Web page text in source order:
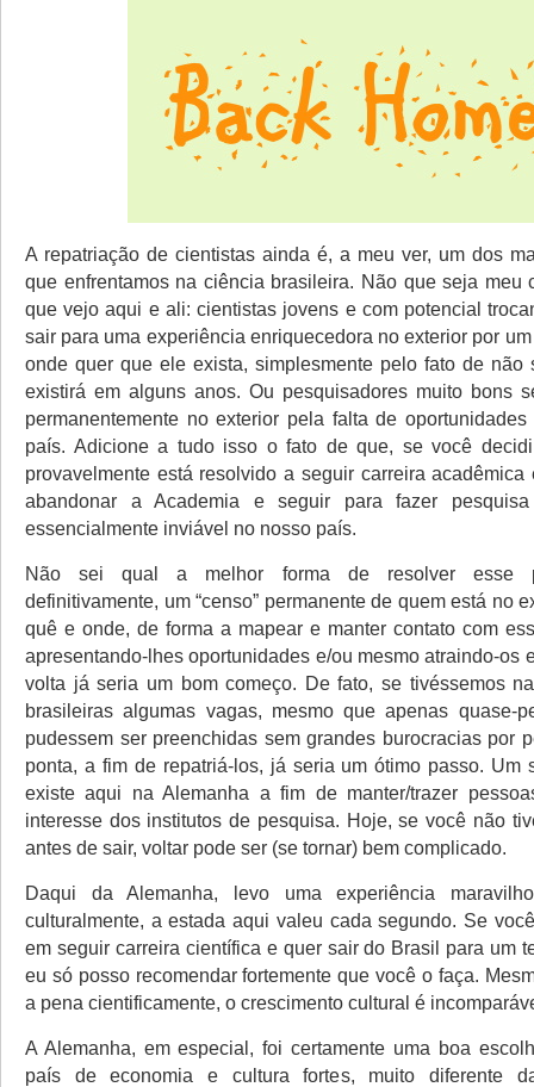
A repatriação de cientistas ainda é, a meu ver, um dos
que enfrentamos na ciência brasileira. Não que seja meu
que vejo aqui e ali: cientistas jovens e com potencial
sair para uma experiência enriquecedora no exterior por
onde quer que ele exista, simplesmente pelo fato de não
existirá em alguns anos. Ou pesquisadores muito bons
permanentemente no exterior pela falta de
país. Adicione a tudo isso o fato de que, se você
provavelmente está resolvido a seguir carreira acadêmica
abandonar a Academia e seguir para fazer
essencialmente inviável no nosso país.
Não sei qual a melhor forma de resolver esse
definitivamente, um “censo” permanente de quem está no
quê e onde, de forma a mapear e manter contato com
apresentando-lhes oportunidades e/ou mesmo atraindo-os
volta já seria um bom começo. De fato, se tivéssemos
brasileiras algumas vagas, mesmo que apenas quase-
pudessem ser preenchidas sem grandes burocracias por
ponta, a fim de repatriá-los, já seria um ótimo passo. Um
existe aqui na Alemanha a fim de manter/trazer
interesse dos institutos de pesquisa. Hoje, se você não
antes de sair, voltar pode ser (se tornar) bem complicado.
Daqui da Alemanha, levo uma experiência
culturalmente, a estada aqui valeu cada segundo. Se
em seguir carreira científica e quer sair do Brasil para um
eu só posso recomendar fortemente que você o faça.
a pena cientificamente, o crescimento cultural é
A Alemanha, em especial, foi certamente uma boa
país de economia e cultura fortes, muito diferente